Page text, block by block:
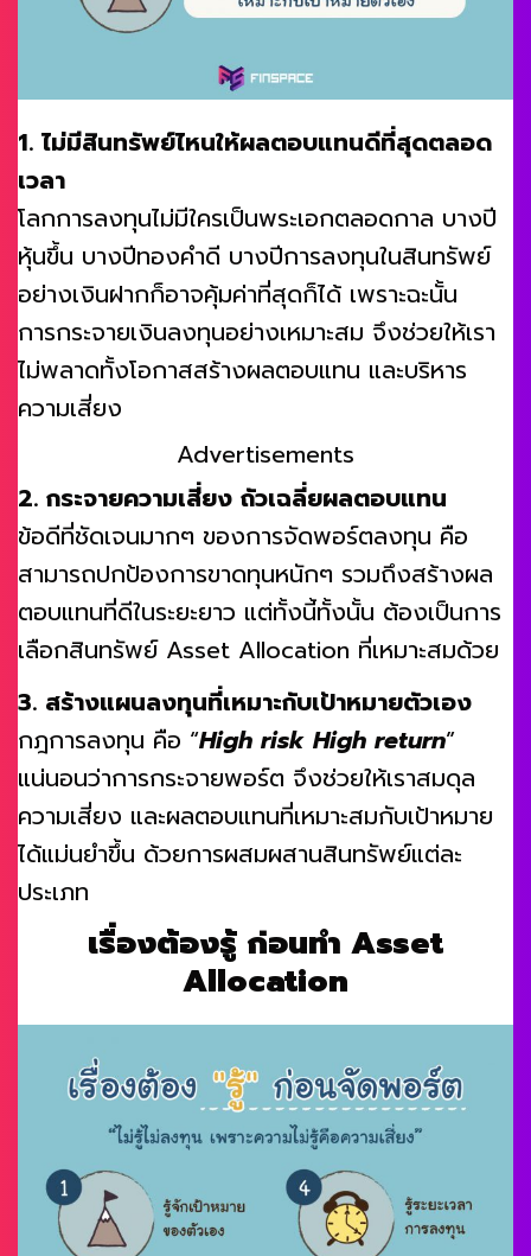
1. ไม่มีสินทรัพย์ไหนให้ผลตอบแทนดีที่สุดตลอด
เวลา
โลกการลงทุนไม่มีใครเป็นพระเอกตลอดกาล บางปี
หุ้นขึ้น บางปีทองคำดี บางปีการลงทุนในสินทรัพย์
อย่างเงินฝากก็อาจคุ้มค่าที่สุดก็ได้ เพราะฉะนั้น
การกระจายเงินลงทุนอย่างเหมาะสม จึงช่วยให้เรา
ไม่พลาดทั้งโอกาสสร้างผลตอบแทน และบริหาร
ความเสี่ยง
Advertisements
2. กระจายความเสี่ยง ถัวเฉลี่ยผลตอบแทน
ข้อดีที่ชัดเจนมากๆ ของการจัดพอร์ตลงทุน คือ
สามารถปกป้องการขาดทุนหนักๆ รวมถึงสร้างผล
ตอบแทนที่ดีในระยะยาว แต่ทั้งนี้ทั้งนั้น ต้องเป็นการ
เลือกสินทรัพย์ Asset Allocation ที่เหมาะสมด้วย
3. สร้างแผนลงทุนที่เหมาะกับเป้าหมายตัวเอง
กฎการลงทุน คือ “High risk High return”
แน่นอนว่าการกระจายพอร์ต จึงช่วยให้เราสมดุล
ความเสี่ยง และผลตอบแทนที่เหมาะสมกับเป้าหมาย
ได้แม่นยำขึ้น ด้วยการผสมผสานสินทรัพย์แต่ละ
ประเภท
เรื่องต้องรู้ ก่อนทำ Asset
Allocation